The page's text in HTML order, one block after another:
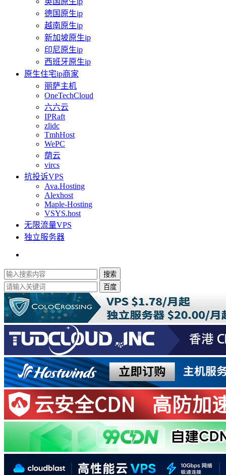
德国原生ip
越南原生ip
新加坡原生ip
印尼原生ip
西班牙原生ip
原生住宅ip商家
丽萨主机
OneTechCloud
六六云
IPRaft
zlidc
TmhHost
WePC
荫云
vircs
抗投诉VPS
Ava.Hosting
Alexhost
Maple-Hosting
VSYS.host
无限流量VPS
独立服务器